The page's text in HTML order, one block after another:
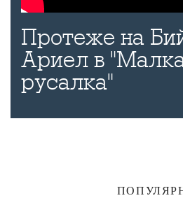
Протеже на
Ариел в
русалка"